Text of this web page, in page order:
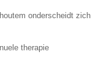
onderscheidt zich
therapie